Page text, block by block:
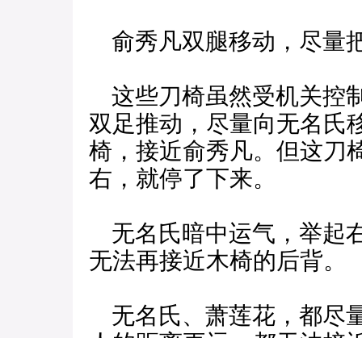
俞秀凡双腿移动，尽量
这些刀椅虽然受机关控
双足推动，尽量向无名氏
椅，接近俞秀凡。但这刀
右，就停了下来。
无名氏暗中运气，举起
无法再接近木椅的后背。
无名氏、萧莲花，都尽